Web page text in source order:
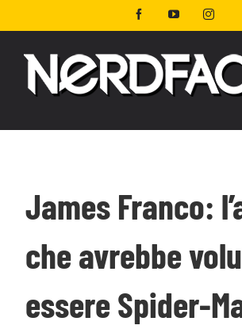
al
FacebookYouTube
James Franco:
che avrebbe
essere Spider-